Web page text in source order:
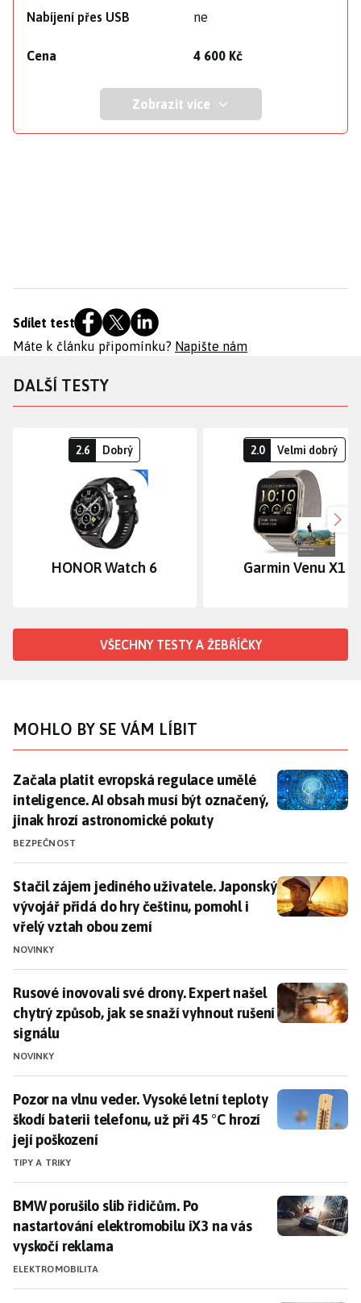
Nabíjení přes USB ne
Cena 4 600 Kč
Zobrazit více
Sdílet test
Máte k článku připomínku? Napište nám
DALŠÍ TESTY
2.6 Dobrý
HONOR Watch 6
2.0 Velmi dobrý
Garmin Venu X1
VŠECHNY TESTY A ŽEBŘÍČKY
MOHLO BY SE VÁM LÍBIT
Začala platit evropská regulace umělé inteligence.
Začala platit evropská regulace umělé
inteligence. AI obsah musí být označený,
jinak hrozí astronomické pokuty
BEZPEČNOST
Stačil zájem jediného uživatele. Japonský vývojář
Stačil zájem jediného uživatele. Japonský
vývojář přidá do hry češtinu, pomohl i
vřelý vztah obou zemí
NOVINKY
Rusové inovovali své drony. Expert našel chytrý
Rusové inovovali své drony. Expert našel
chytrý způsob, jak se snaží vyhnout rušení
signálu
NOVINKY
Pozor na vlnu veder. Vysoké letní teploty škodí
Pozor na vlnu veder. Vysoké letní teploty
škodí baterii telefonu, už při 45 °C hrozí
její poškození
TIPY A TRIKY
BMW porušilo slib řidičům. Po nastartování
BMW porušilo slib řidičům. Po
nastartování elektromobilu iX3 na vás
vyskočí reklama
ELEKTROMOBILITA